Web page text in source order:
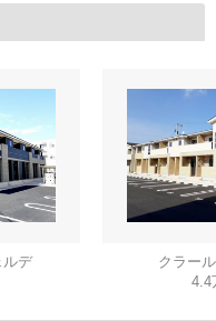
ルデ
クラー
4.4